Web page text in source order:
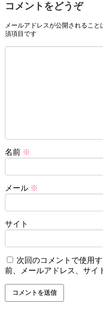
コメントをどうぞ
メールアドレスが公開されること
須項目です
名前 ※
メール ※
サイト
次回のコメントで使用
前、メールアドレス、サイ